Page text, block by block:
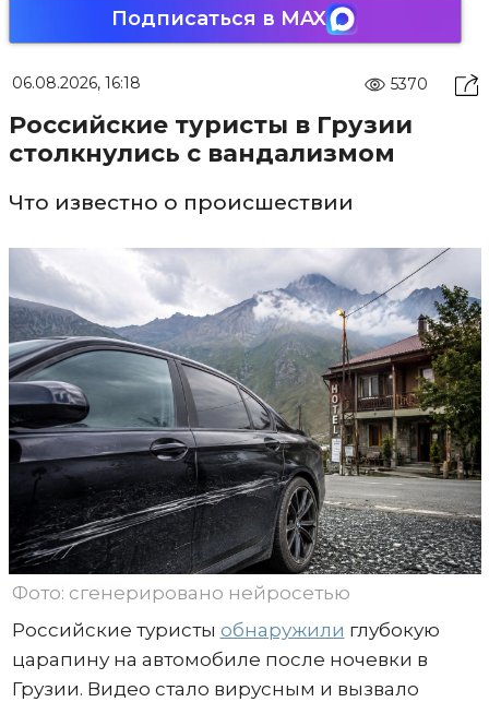
Подписаться в MAX
06.08.2026, 16:18 5370
Российские туристы в Грузии
столкнулись с вандализмом
Что известно о происшествии
Фото: сгенерировано нейросетью
Российские туристы обнаружили глубокую
царапину на автомобиле после ночевки в
Грузии. Видео стало вирусным и вызвало